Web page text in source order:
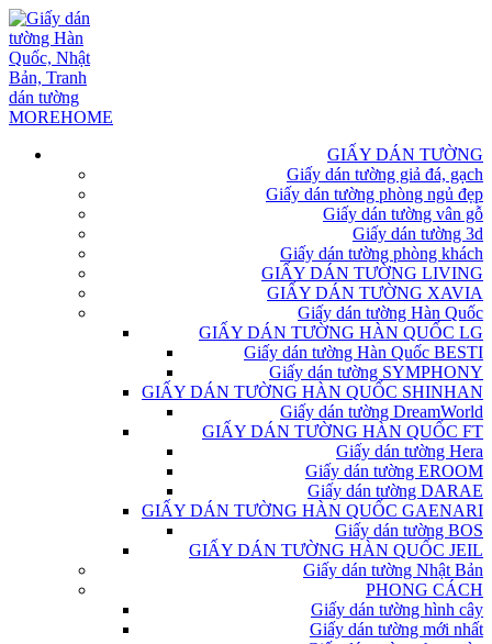
GIẤY DÁN TƯỜNG
Giấy dán tường giả đá, gạch
Giấy dán tường phòng ngủ đẹp
Giấy dán tường vân gỗ
Giấy dán tường 3d
Giấy dán tường phòng khách
GIẤY DÁN TƯỜNG LIVING
GIẤY DÁN TƯỜNG XAVIA
Giấy dán tường Hàn Quốc
GIẤY DÁN TƯỜNG HÀN QUỐC LG
Giấy dán tường Hàn Quốc BESTI
Giấy dán tường SYMPHONY
GIẤY DÁN TƯỜNG HÀN QUỐC SHINHAN
Giấy dán tường DreamWorld
GIẤY DÁN TƯỜNG HÀN QUỐC FT
Giấy dán tường Hera
Giấy dán tường EROOM
Giấy dán tường DARAE
GIẤY DÁN TƯỜNG HÀN QUỐC GAENARI
Giấy dán tường BOS
GIẤY DÁN TƯỜNG HÀN QUỐC JEIL
Giấy dán tường Nhật Bản
PHONG CÁCH
Giấy dán tường hình cây
Giấy dán tường mới nhất